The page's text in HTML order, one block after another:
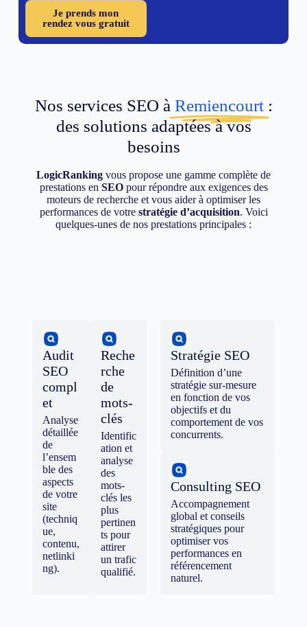
Je prends mon
rendez vous gratuit
Nos services SEO à Remiencourt :
des solutions adaptées à vos
besoins
LogicRanking vous propose une gamme complète de
prestations en SEOpour répondre aux exigences des
moteurs de recherche et vous aider à optimiser les
performances de votre stratégie d’acquisition. Voici
quelques-unes de nos prestations principales :
Audit
SEO
compl
et
Analyse
détaillée
de
l’ensem
ble des
aspects
de votre
site
(techniq
ue,
contenu,
netlinki
ng).
Reche
rche
de
mots-
clés
Identific
ation et
analyse
des
mots-
clés les
plus
pertinen
ts pour
attirer
un trafic
qualifié.
Stratégie SEO
Définition d’une
stratégie sur-mesure
en fonction de vos
objectifs et du
comportement de vos
concurrents.
Consulting SEO
Accompagnement
global et conseils
stratégiques pour
optimiser vos
performances en
référencement
naturel.